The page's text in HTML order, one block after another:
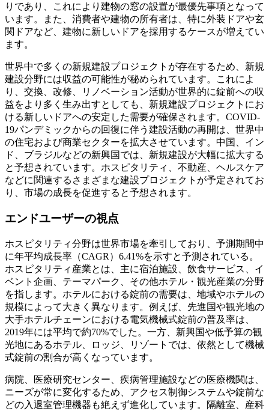
りであり、これにより建物の窓の設置が最優先事項となって
います。また、消費者や建物の所有者は、特に外装ドアや玄
関ドアなど、建物に新しいドアを採用するケースが増えてい
ます。
世界中で多くの新規建設プロジェクトが存在するため、新規
建設分野には収益の可能性が秘められています。これによ
り、交換、改修、リノベーション活動が世界的に錠前への収
益をより多く生み出すとしても、新規建設プロジェクトにお
ける新しいドアへの安定した需要が確保されます。COVID-
19パンデミックからの回復に伴う建設活動の再開は、世界中
の住宅および商業セクターを拡大させています。中国、イン
ド、ブラジルなどの新興国では、新規建設が大幅に拡大する
と予想されています。ホスピタリティ、不動産、ヘルスケア
などに関連するさまざまな建設プロジェクトが予定されてお
り、市場の成長を促進すると予想されます。
エンドユーザーの視点
ホスピタリティ分野は世界市場を牽引しており、予測期間中
に年平均成長率（CAGR）6.41%を示すと予測されている。
ホスピタリティ産業とは、主に宿泊施設、飲食サービス、イ
ベント企画、テーマパーク、その他ホテル・観光産業の分野
を指します。ホテルにおける錠前の需要は、地域やホテルの
規模によって大きく異なります。例えば、先進国や観光地の
大手ホテルチェーンにおける電気機械式錠前の普及率は、
2019年には平均で約70%でした。一方、新興国や低予算の観
光地にあるホテル、ロッジ、リゾートでは、依然として機械
式錠前の割合が高くなっています。
病院、医療研究センター、疾病管理施設などの医療機関は、
ニーズが常に変化するため、アクセス制御システムや錠前な
どの入退室管理機器も絶えず進化しています。隔離室、産科